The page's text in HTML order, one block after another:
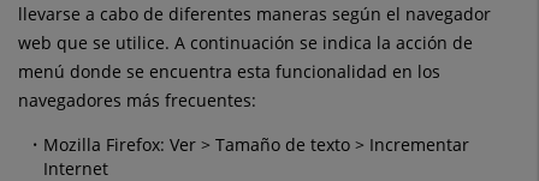
llevarse a cabo de diferentes maneras según el navegador
web que se utilice. A continuación se indica la acción de
menú donde se encuentra esta funcionalidad en los
navegadores más frecuentes:
Mozilla Firefox: Ver > Tamaño de texto > Incrementar
Internet